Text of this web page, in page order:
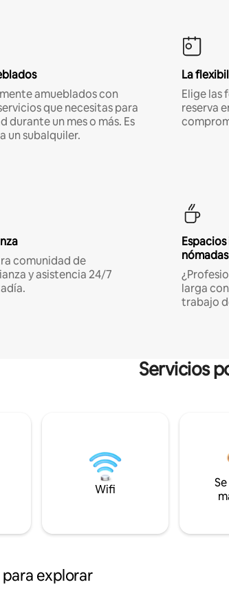
amueblados con
que necesitas para
durante un mes o más. Es
un subalquiler.
La
Elige las
reserva
comunidad de
y asistencia 24/7
larga
trabajo
Servicios
Wifi
explorar